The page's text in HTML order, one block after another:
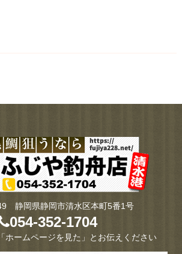
静岡県静岡市清水区本町5番1号
054-352-1704
ホームページを見た」とお伝えください